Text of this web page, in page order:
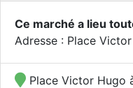
Ce marché a lieu
Adresse : Place
Place Victor Hugo